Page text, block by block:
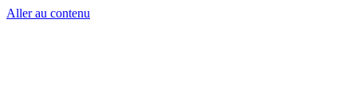
Aller au contenu